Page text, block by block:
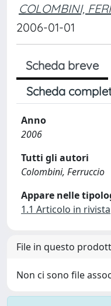
COLOMBINI,
2006-01-01
Scheda breve
Scheda
Anno
2006
Tutti gli autori
Colombini, Ferruccio
Appare nelle
1.1 Articolo in rivista
File in questo
Non ci sono file